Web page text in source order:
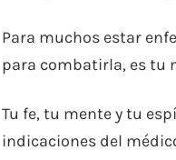
Para muchos estar
para combatirla, es tu
Tu fe, tu mente y tu
indicaciones del